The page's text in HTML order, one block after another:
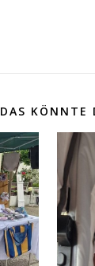
DAS KÖNNTE